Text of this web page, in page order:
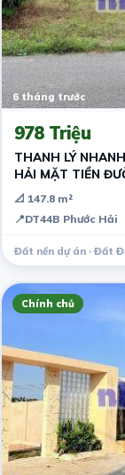
6 tháng trước
978 Triệu
THANH LÝ
HẢI MẶT TIỀN
📐 147.8 m²
📍DT44B Phước Hải
Đất nền dự án · Đất
Chính chủ